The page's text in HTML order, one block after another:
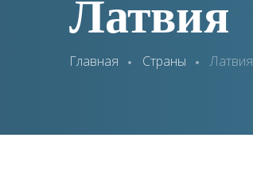
Латвия
Главная Страны Латвия